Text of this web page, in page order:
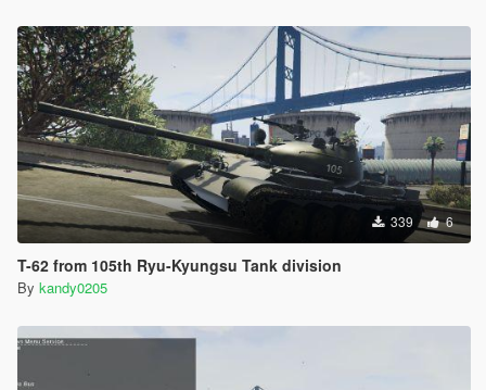
339 6
T-62 from 105th Ryu-Kyungsu Tank division
By kandy0205